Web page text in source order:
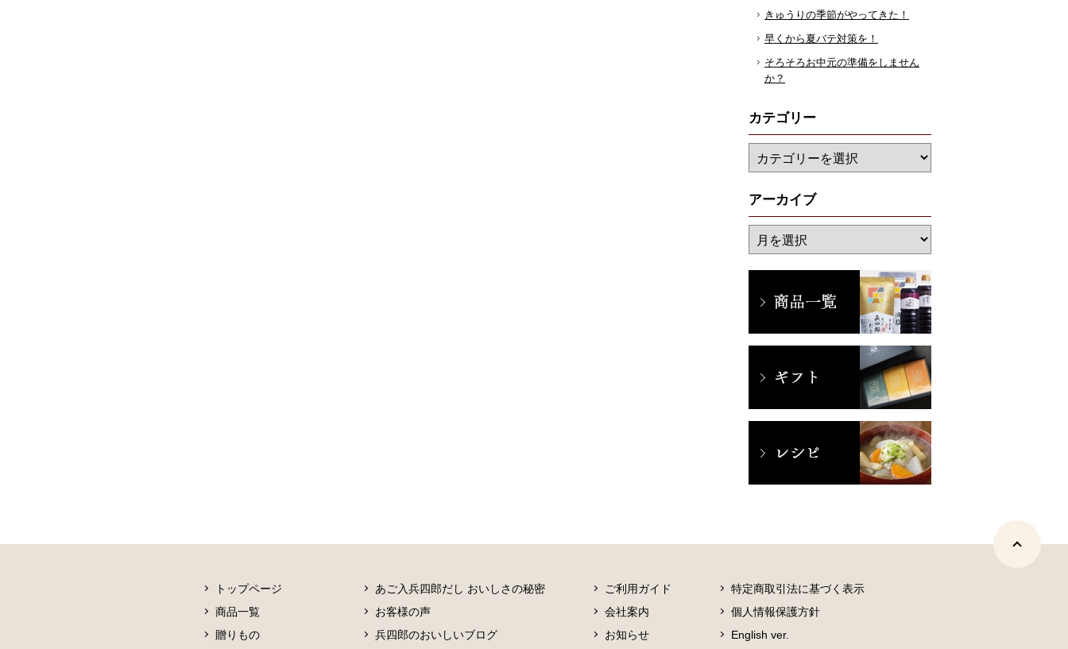
きゅうりの季節がやってきた！
早くから夏バテ対策を！
そろそろお中元の準備をしません
か？
カテゴリー
アーカイブ
トップページ
商品一覧
贈りもの
あご入兵四郎だし おいしさの秘密
お客様の声
兵四郎のおいしいブログ
ご利用ガイド
会社案内
お知らせ
特定商取引法に基づく表示
個人情報保護方針
English ver.